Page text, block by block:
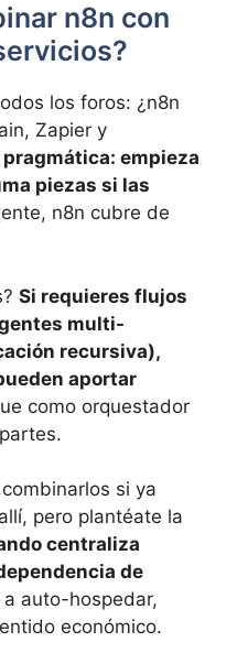
n8n con
los foros: ¿n8n
Zapier y
empieza
piezas si las
n8n cubre de
Si requieres flujos
multi-
recursiva),
aportar
como orquestador
si ya
pero plantéate la
centraliza
de
auto-hospedar,
económico.